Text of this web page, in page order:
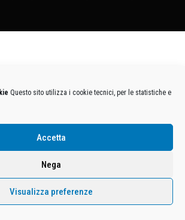
Questo sito utilizza i cookie tecnici, per le statistiche e
Accetta
Nega
Visualizza preferenze